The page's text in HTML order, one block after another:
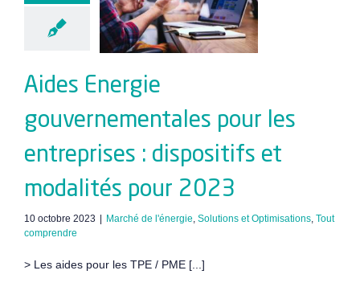
:
et
2023Aides Energie
gouvernementales pour les
entreprises : dispositifs et
modalités pour 2023
10 octobre 2023 Marché de l'énergie, Solutions et Optimisations, Tout
comprendre
> Les aides pour les TPE / PME [...]